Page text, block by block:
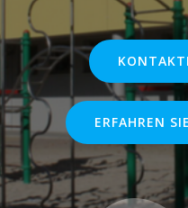
ERFAHREN